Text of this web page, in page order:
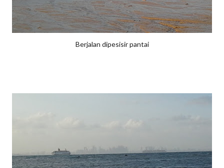
Berjalan dipesisir pantai